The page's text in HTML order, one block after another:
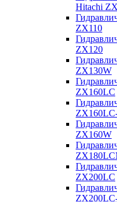
Hitachi
ZX110
ZX120
ZX130W
ZX160LC
ZX160W
ZX200LC